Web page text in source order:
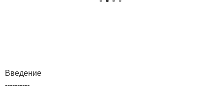
Введение
----------